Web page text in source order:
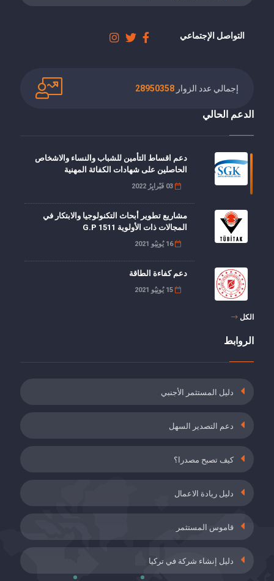
التواصل الإجتماعي
إجمالي عدد الزوار 28950358
الدعم الحالي
دعم اقساط التأمين للشباب والنساء والاشخاص
الحاصلين على شهادات الكفائة المهنية
03 فَبْرايِرُ 2022
مشاريع تطوير أبحاث التكنولوجيا والابتكار في
المجالات ذات الأولوية G.P 1511
16 يُونِيُو 2021
دعم كفاءة الطاقة
15 يُونِيُو 2021
التدريب أثناء العمل
للغاية
شهادة إنتاجية التوليد المشترك والإنتاج غير المرخص
الكل
الروابط
دليل المستثمر الأجنبي
دعم التصدير السهل
كيف تصبح مصدرا؟
دليل ريادة الاعمال
قاموس المستثمر
دليل إنشاء شركة في تركيا